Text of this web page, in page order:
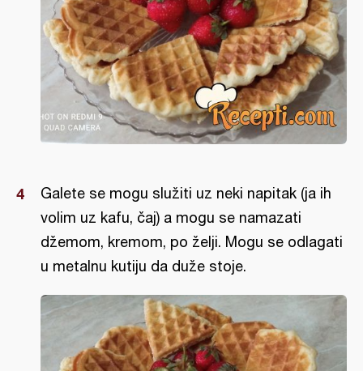
Galete se mogu služiti uz neki napitak (ja ih
volim uz kafu, čaj) a mogu se namazati
džemom, kremom, po želji. Mogu se odlagati
u metalnu kutiju da duže stoje.